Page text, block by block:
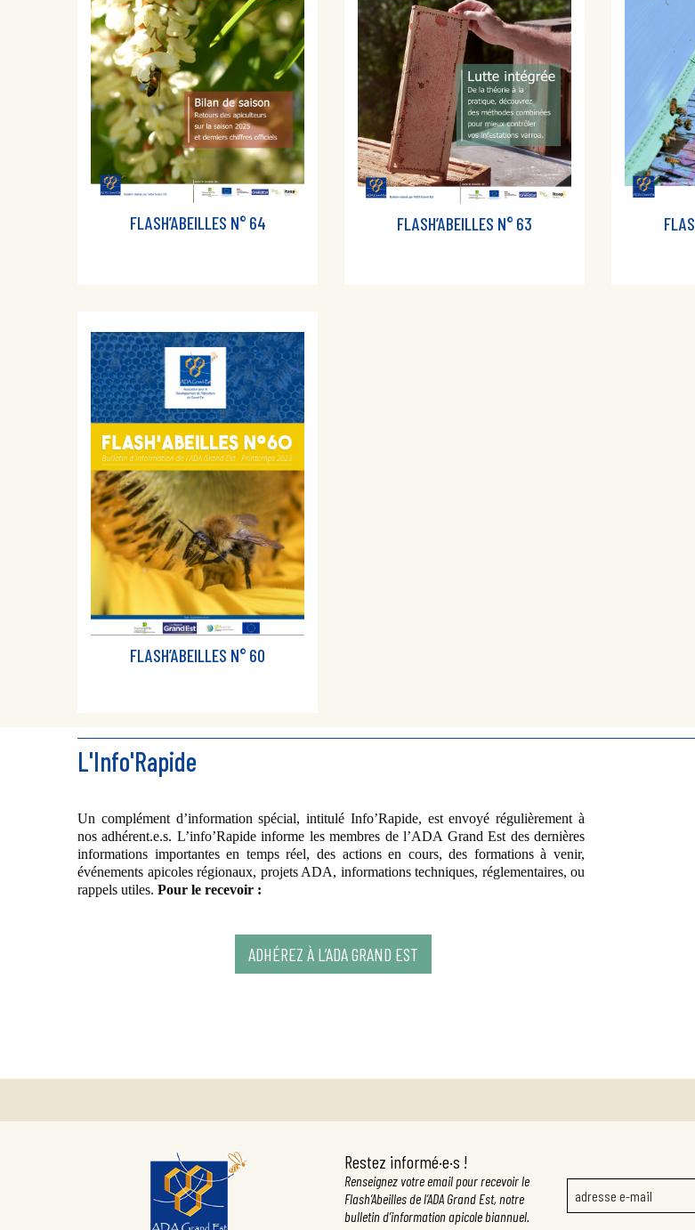
FLASH’ABEILLES N° 64 FLASH’ABEILLES N° 63
FLASH’ABEILLES N° 60
L'Info'Rapide
Un complément d’information spécial, intitulé Info’Rapide, est envoyé régulièrement à
nos adhérent.e.s. L’info’Rapide informe les membres de l’ADA Grand Est des dernières
informations importantes en temps réel, des actions en cours, des formations à venir,
événements apicoles régionaux, projets ADA, informations techniques, réglementaires, ou
rappels utiles. Pour le recevoir :
ADHÉREZ À L’ADA GRAND EST
Restez informé·e·s !
Renseignez votre email pour recevoir le
Flash’Abeilles de l’ADA Grand Est, notre
bulletin d’information apicole biannuel.